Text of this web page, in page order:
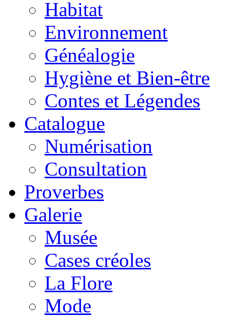
Habitat
Environnement
Généalogie
Hygiène et Bien-être
Contes et Légendes
Catalogue
Numérisation
Consultation
Proverbes
Galerie
Musée
Cases créoles
La Flore
Mode